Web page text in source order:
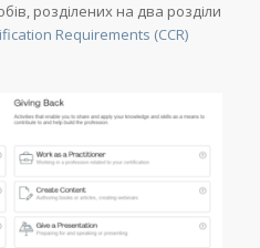
розділених на два розділи
Requirements (CCR)